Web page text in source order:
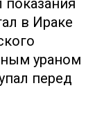
показания
в Ираке
ураном
перед